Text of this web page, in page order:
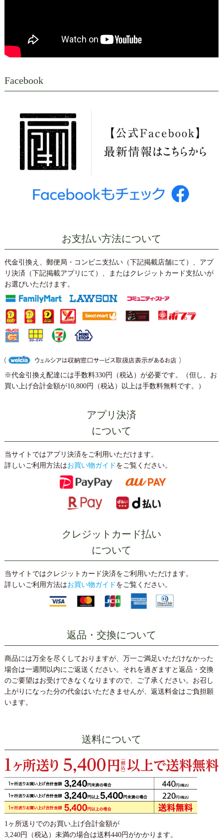
Facebook
お支払い方法について
代金引換え、郵便局・コンビニ支払い（下記掲載店舗にて）、アプ
リ決済（下記掲載アプリにて）、またはクレジットカード支払いが
お選びいただけます。
※代金引換え配達には手数料330円（税込）が必要です。（但し、お
買い上げ合計金額が10,800円（税込）以上は手数料無料です。）
アプリ決済
について
当サイトではアプリ決済をご利用いただけます。
詳しいご利用方法はお買い物ガイド をご覧ください。
クレジットカード払い
について
当サイトではクレジットカード決済をご利用いただけます。
詳しいご利用方法はお買い物ガイド をご覧ください。
返品・交換について
商品には万全を尽くしておりますが、万一ご満足いただけなかった
場合は一週間以内にご返送ください。それを過ぎますと返品・交換
のご要望はお受けできなくなりますので、ご了承ください。お召し
上がりになった分の代金はいただきませんが、返送料金はご負担願
います。
送料について
1ヶ所送りでのお買い上げ合計金額が
3,240円（税込）未満の場合は送料440円がかかります。